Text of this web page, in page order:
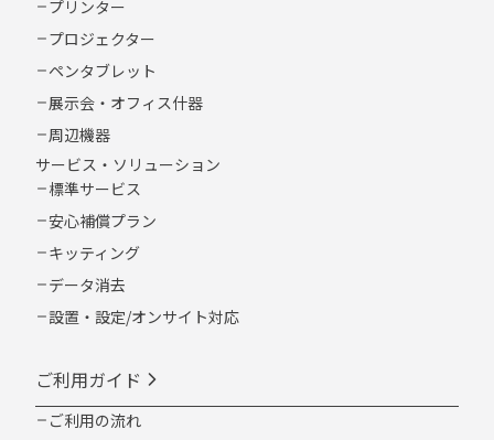
プリンター
プロジェクター
ペンタブレット
展示会・オフィス什器
周辺機器
サービス・ソリューション
標準サービス
安心補償プラン
キッティング
データ消去
設置・設定/オンサイト対応
ご利用ガイド
ご利用の流れ